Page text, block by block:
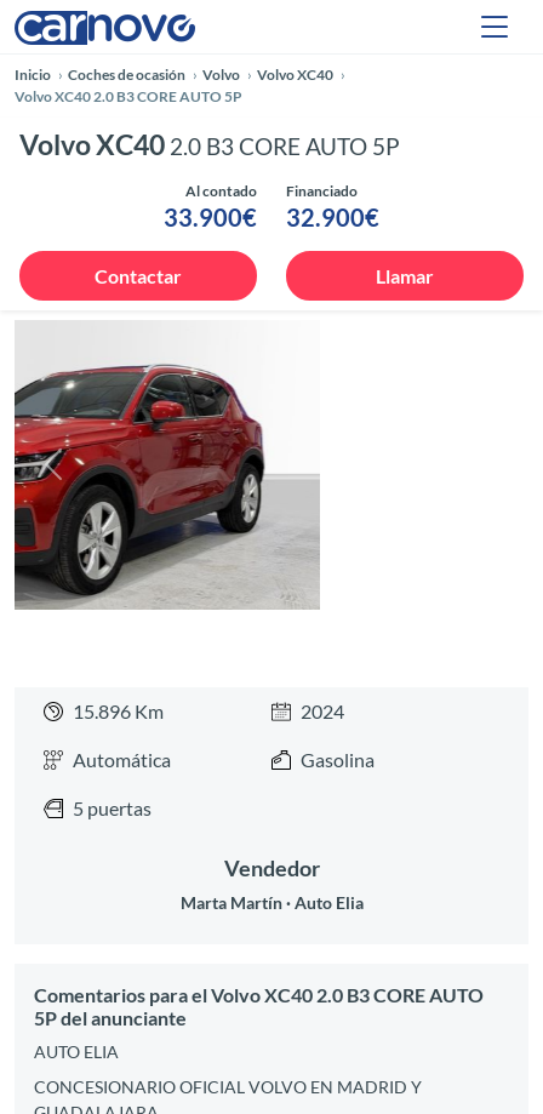
Inicio Coches de ocasión Volvo
Volvo XC40
Volvo XC40 2.0 B3 CORE AUTO 5P
Volvo XC40 2.0 B3 CORE AUTO 5P
Al contado
33.900€
Financiado
32.900€
Contactar Llamar
Anterior
15.896 Km 2024
Automática Gasolina
5 puertas
Vendedor
Marta Martín Auto Elia
Comentarios para el Volvo XC40 2.0 B3 CORE AUTO
5P del anunciante
AUTO ELIA
CONCESIONARIO OFICIAL VOLVO EN MADRID Y